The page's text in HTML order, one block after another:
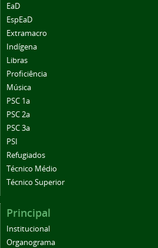
EaD
EspEaD
Extramacro
Indígena
Libras
Proficiência
Música
PSC 1a
PSC 2a
PSC 3a
PSI
Refugiados
Técnico Médio
Técnico Superior
Principal
Institucional
Organograma